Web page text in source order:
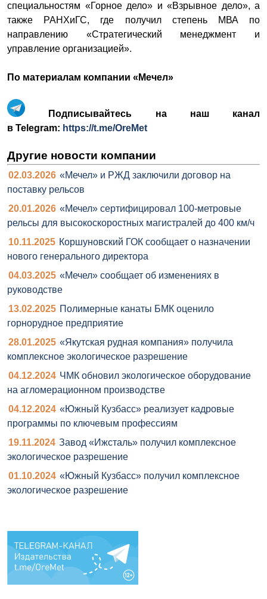
специальностям «Горное дело» и «Взрывное дело», а
также РАНХиГС, где получил степень МВА по
направлению «Стратегический менеджмент и
управление организацией».
По материалам компании «Мечел»
Подписывайтесь на наш канал
в Telegram: https://t.me/OreMet
Другие новости компании
02.03.2026 «Мечел» и РЖД заключили договор на
поставку рельсов
20.01.2026 «Мечел» сертифицировал 100-метровые
рельсы для высокоскоростных магистралей до 400 км/ч
10.11.2025 Коршуновский ГОК сообщает о назначении
нового генерального директора
04.03.2025 «Мечел» cообщает об изменениях в
руководстве
13.02.2025 Полимерные канаты БМК оценило
горнорудное предприятие
28.01.2025 «Якутская рудная компания» получила
комплексное экологическое разрешение
04.12.2024 ЧМК обновил экологическое оборудование
на агломерационном производстве
04.12.2024 «Южный Кузбасс» реализует кадровые
программы по ключевым профессиям
19.11.2024 Завод «Ижсталь» получил комплексное
экологическое разрешение
01.10.2024 «Южный Кузбасс» получил комплексное
экологическое разрешение